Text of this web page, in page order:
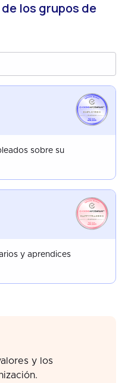
los grupos de
EMPLOYEES
FRANCE
APR 2026
sobre su
HAPPYTRAINEES
FRANCE
AUG 2023
y aprendices
y los